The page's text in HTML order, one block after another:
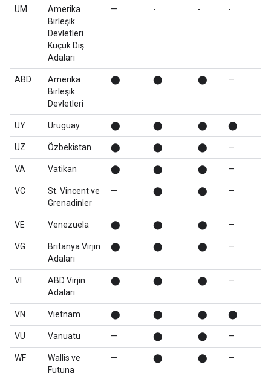
UM
Amerika
Birleşik
Devletleri
Küçük Dış
Adaları
— - - -
ABD
Amerika
Birleşik
Devletleri
⬤ ⬤ ⬤ —
UY Uruguay ⬤ ⬤ ⬤ ⬤
UZ Özbekistan ⬤ ⬤ ⬤ —
VA Vatikan ⬤ ⬤ ⬤ —
VC
St. Vincent ve
Grenadinler
— ⬤ ⬤ —
VE Venezuela ⬤ ⬤ ⬤ —
VG
Britanya Virjin
Adaları
⬤ ⬤ ⬤ —
VI
ABD Virjin
Adaları
⬤ ⬤ ⬤ —
VN Vietnam ⬤ ⬤ ⬤ ⬤
VU Vanuatu — ⬤ ⬤ —
WF
Wallis ve
Futuna
— ⬤ ⬤ —